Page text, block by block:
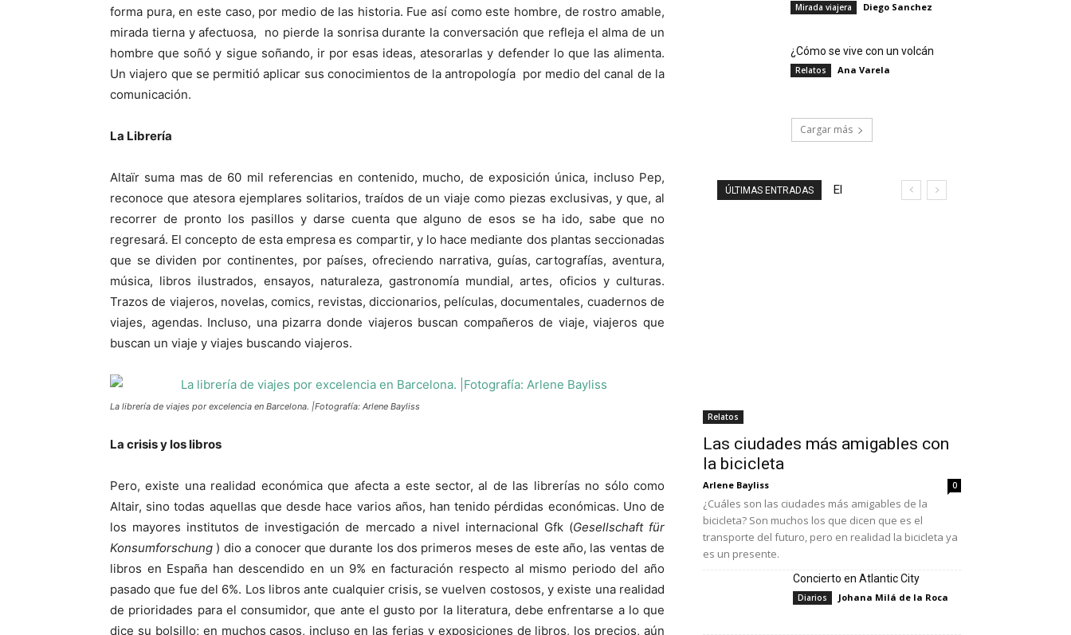
forma pura, en este caso, por medio de las historia. Fue así como este hombre, de rostro amable,
mirada tierna y afectuosa, no pierde la sonrisa durante la conversación que refleja el alma de un
hombre que soñó y sigue soñando, ir por esas ideas, atesorarlas y defender lo que las alimenta.
Un viajero que se permitió aplicar sus conocimientos de la antropología por medio del canal de la
comunicación.
La Librería
Altaïr suma mas de 60 mil referencias en contenido, mucho, de exposición única, incluso Pep,
reconoce que atesora ejemplares solitarios, traídos de un viaje como piezas exclusivas, y que, al
recorrer de pronto los pasillos y darse cuenta que alguno de esos se ha ido, sabe que no
regresará. El concepto de esta empresa es compartir, y lo hace mediante dos plantas seccionadas
que se dividen por continentes, por países, ofreciendo narrativa, guías, cartografías, aventura,
música, libros ilustrados, ensayos, naturaleza, gastronomía mundial, artes, oficios y culturas.
Trazos de viajeros, novelas, comics, revistas, diccionarios, películas, documentales, cuadernos de
viajes, agendas. Incluso, una pizarra donde viajeros buscan compañeros de viaje, viajeros que
buscan un viaje y viajes buscando viajeros.
La librería de viajes por excelencia en Barcelona. |Fotografía: Arlene Bayliss
La crisis y los libros
Pero, existe una realidad económica que afecta a este sector, al de las librerías no sólo como
Altair, sino todas aquellas que desde hace varios años, han tenido pérdidas económicas. Uno de
los mayores institutos de investigación de mercado a nivel internacional Gfk (Gesellschaft für
Konsumforschung ) dio a conocer que durante los dos primeros meses de este año, las ventas de
libros en España han descendido en un 9% en facturación respecto al mismo periodo del año
pasado que fue del 6%. Los libros ante cualquier crisis, se vuelven costosos, y existe una realidad
de prioridades para el consumidor, que ante el gusto por la literatura, debe enfrentarse a lo que
dice su bolsillo; en muchos casos, incluso en las ferias y exposiciones de libros, los precios, aún
Mirada viajera Diego Sanchez
¿Cómo se vive con un volcán
Relatos Ana Varela
Cargar más
ÚLTIMAS ENTRADAS
El
Relatos
Las ciudades más amigables con
la bicicleta
Arlene Bayliss 0
¿Cuáles son las ciudades más amigables de la
bicicleta? Son muchos los que dicen que es el
transporte del futuro, pero en realidad la bicicleta ya
es un presente.
Concierto en Atlantic City
Diarios Johana Milá de la Roca